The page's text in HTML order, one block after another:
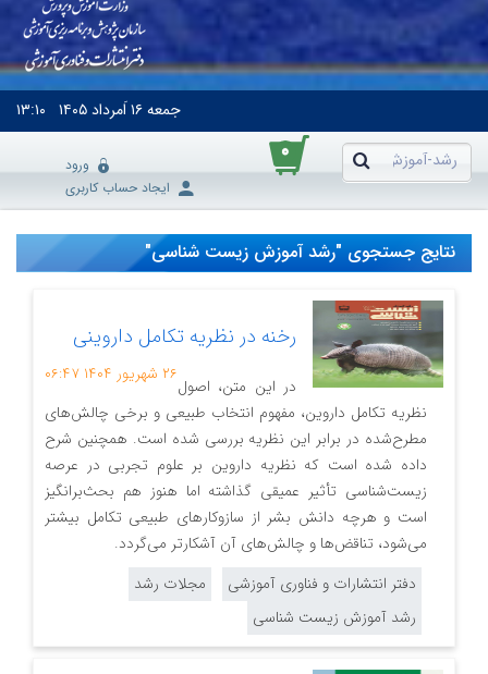
جمعه۱۶ اَمرداد ۱۴۰۵ ۱۳:۱۰
۰
ورود
ایجاد حساب کاربری
نتایج جستجوی "رشد آموزش زیست شناسی"
رخنه در نظریه تکامل داروینی
۲۶ شهریور ۱۴۰۴ ۰۶:۴۷
در این متن، اصول
نظریه تکامل داروین، مفهوم انتخاب طبیعی و برخی چالش‌های
مطرح‌شده در برابر این نظریه بررسی شده است. همچنین شرح
داده شده است که نظریه داروین بر علوم تجربی در عرصه
زیست‌شناسی تأثیر عمیقی گذاشته اما هنوز هم بحث‌برانگیز
است و هرچه دانش بشر از سازوکارهای طبیعی تکامل بیشتر
می‌شود، تناقض‌ها و چالش‌های آن آشکارتر می‌گردد.
دفتر انتشارات و فناوری آموزشی
مجلات رشد
رشد آموزش زیست شناسی